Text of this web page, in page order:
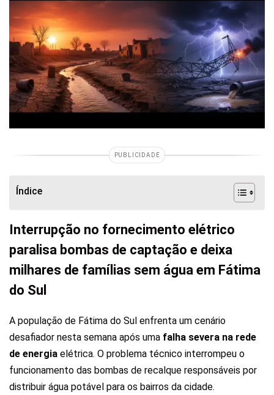
PUBLICIDADE
Índice
Interrupção no fornecimento elétrico
paralisa bombas de captação e deixa
milhares de famílias sem água em Fátima
do Sul
A população de Fátima do Sul enfrenta um cenário
desafiador nesta semana após uma falha severa na rede
de energia elétrica. O problema técnico interrompeu o
funcionamento das bombas de recalque responsáveis por
distribuir água potável para os bairros da cidade.